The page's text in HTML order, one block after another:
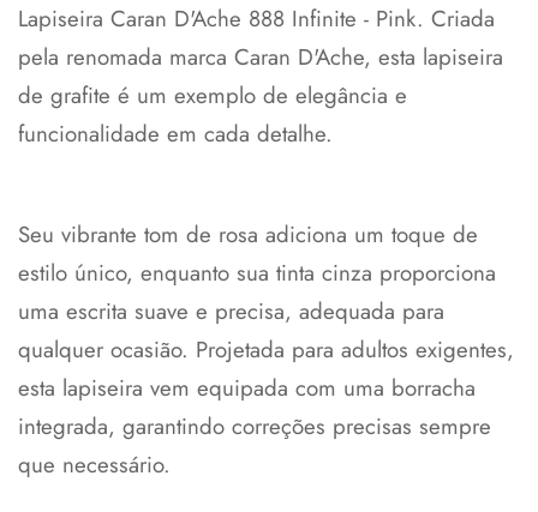
Lapiseira Caran D'Ache 888 Infinite - Pink. Criada
pela renomada marca Caran D'Ache, esta lapiseira
de grafite é um exemplo de elegância e
funcionalidade em cada detalhe.
Seu vibrante tom de rosa adiciona um toque de
estilo único, enquanto sua tinta cinza proporciona
uma escrita suave e precisa, adequada para
qualquer ocasião. Projetada para adultos exigentes,
esta lapiseira vem equipada com uma borracha
integrada, garantindo correções precisas sempre
que necessário.